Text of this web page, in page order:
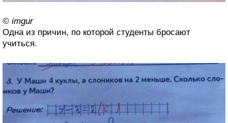
© imgur
Одна из причин, по которой студенты бросают
учиться.